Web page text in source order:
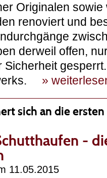
Originalen
renoviert und
derweil offen,
Sicherheit
»
sich an die
-
11.05.2015